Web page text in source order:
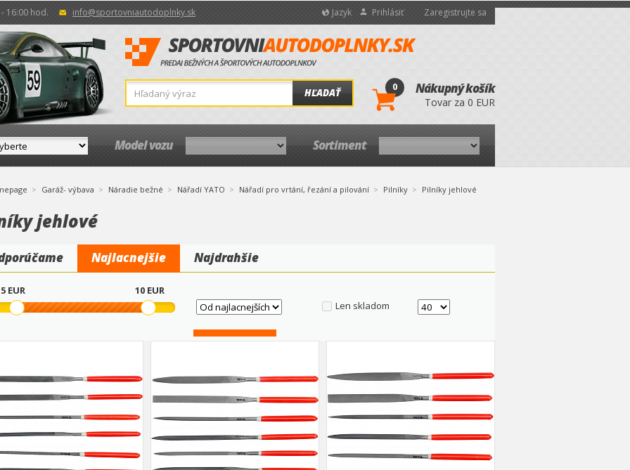
16:00 hod. info@sportovniautodoplnky.sk Jazyk Prihlásiť Zaregistrujte sa
HĽADAŤ 0 Nákupný košík
Tovar za 0 EUR
Model vozu Sortiment
Garáž- výbava Náradie bežné Nářadí YATO Nářadí pro vrtání, řezání a pilování Pilníky Pilníky jehlové
jehlové
Najlacnejšie Najdrahšie
5 EUR 10 EUR
Len skladom